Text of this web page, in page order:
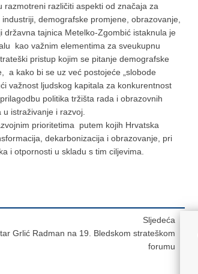
različiti aspekti od značaja za
demografske promjene, obrazovanje,
tajnica Metelko-Zgombić istaknula je
kao važnim elementima za sveukupnu
pristup kojim se pitanje demografske
a kako bi se uz već postojeće „slobode
važnost ljudskog kapitala za konkurentnost
politika tržišta rada i obrazovnih
istraživanje i razvoj.
prioritetima putem kojih Hrvatska
dekarbonizacija i obrazovanje, pri
i otpornosti u skladu s tim ciljevima.
Sljedeća
Grlić Radman na 19. Bledskom strateškom
forumu